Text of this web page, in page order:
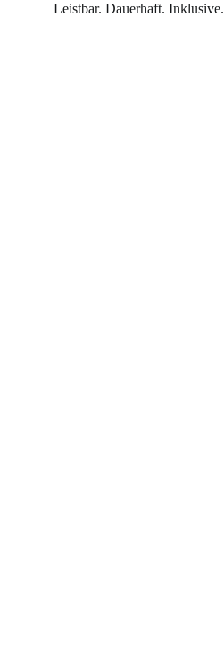
Leistbar. Dauerhaft. Inklusive.